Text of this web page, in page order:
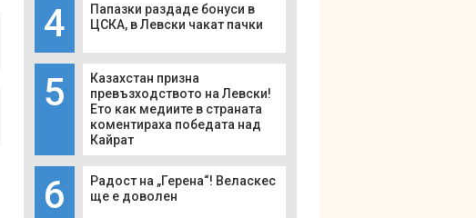
4
Папазки раздаде бонуси в
ЦСКА, в Левски чакат пачки
5
Казахстан призна
превъзходството на Левски!
Ето как медиите в страната
коментираха победата над
Кайрат
6
Радост на „Герена“! Веласкес
ще е доволен